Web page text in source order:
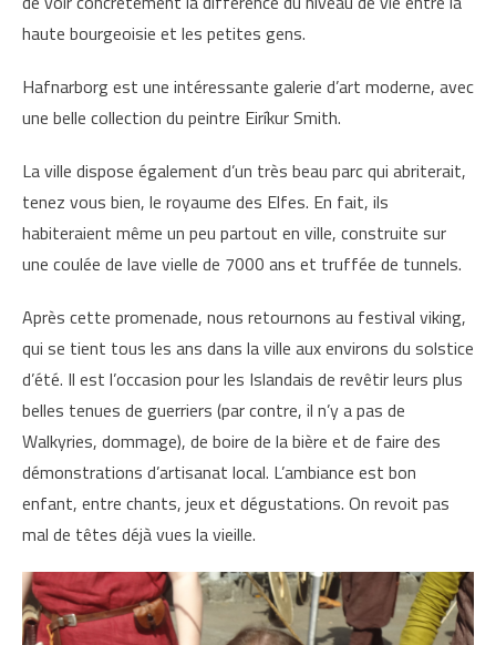
haute bourgeoisie et les petites gens.
Hafnarborg est une intéressante galerie d’art moderne, avec
une belle collection du peintre Eiríkur Smith.
La ville dispose également d’un très beau parc qui abriterait,
tenez vous bien, le royaume des Elfes. En fait, ils
habiteraient même un peu partout en ville, construite sur
une coulée de lave vielle de 7000 ans et truffée de tunnels.
Après cette promenade, nous retournons au festival viking,
qui se tient tous les ans dans la ville aux environs du solstice
d’été. Il est l’occasion pour les Islandais de revêtir leurs plus
belles tenues de guerriers (par contre, il n’y a pas de
Walkyries, dommage), de boire de la bière et de faire des
démonstrations d’artisanat local. L’ambiance est bon
enfant, entre chants, jeux et dégustations. On revoit pas
mal de têtes déjà vues la vieille.